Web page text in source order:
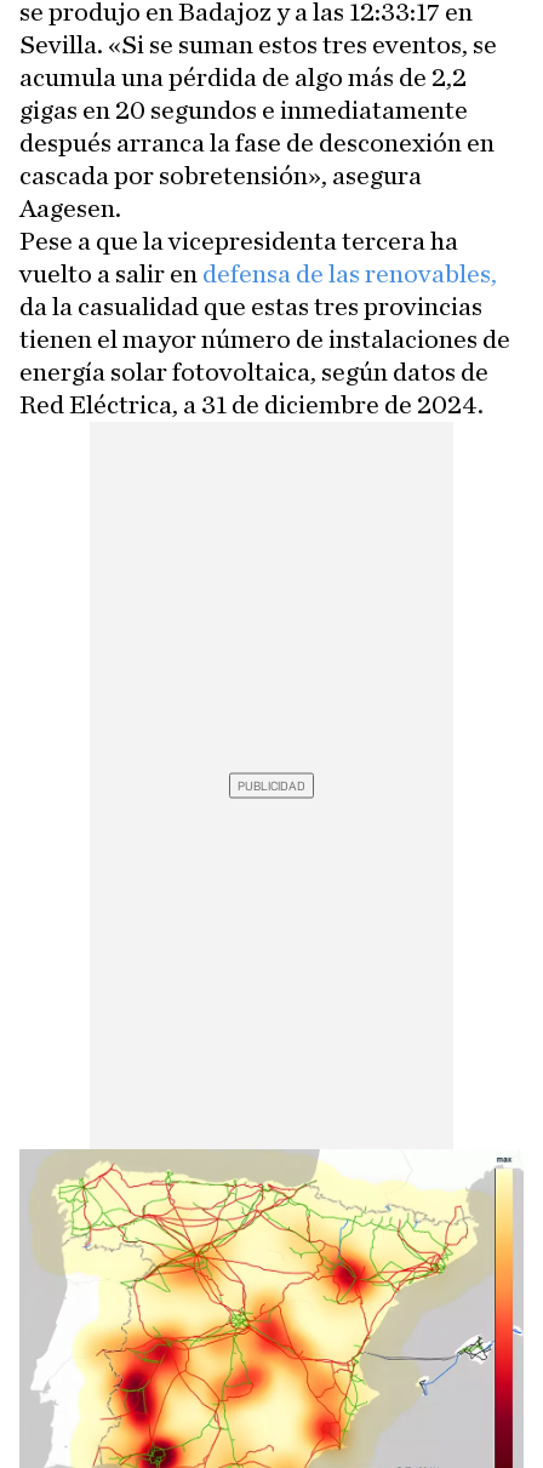
se produjo en Badajoz y a las 12:33:17 en
Sevilla. «Si se suman estos tres eventos, se
acumula una pérdida de algo más de 2,2
gigas en 20 segundos e inmediatamente
después arranca la fase de desconexión en
cascada por sobretensión», asegura
Aagesen.
Pese a que la vicepresidenta tercera ha
vuelto a salir en defensa de las renovables,
da la casualidad que estas tres provincias
tienen el mayor número de instalaciones de
energía solar fotovoltaica, según datos de
Red Eléctrica, a 31 de diciembre de 2024.